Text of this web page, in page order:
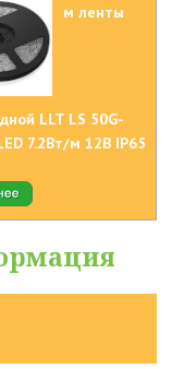
м ленты
LLT LS 50G-
7.2Вт/м 12В IP65